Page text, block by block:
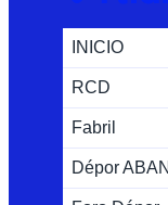
INICIO
RCD
Fabril
Dépor